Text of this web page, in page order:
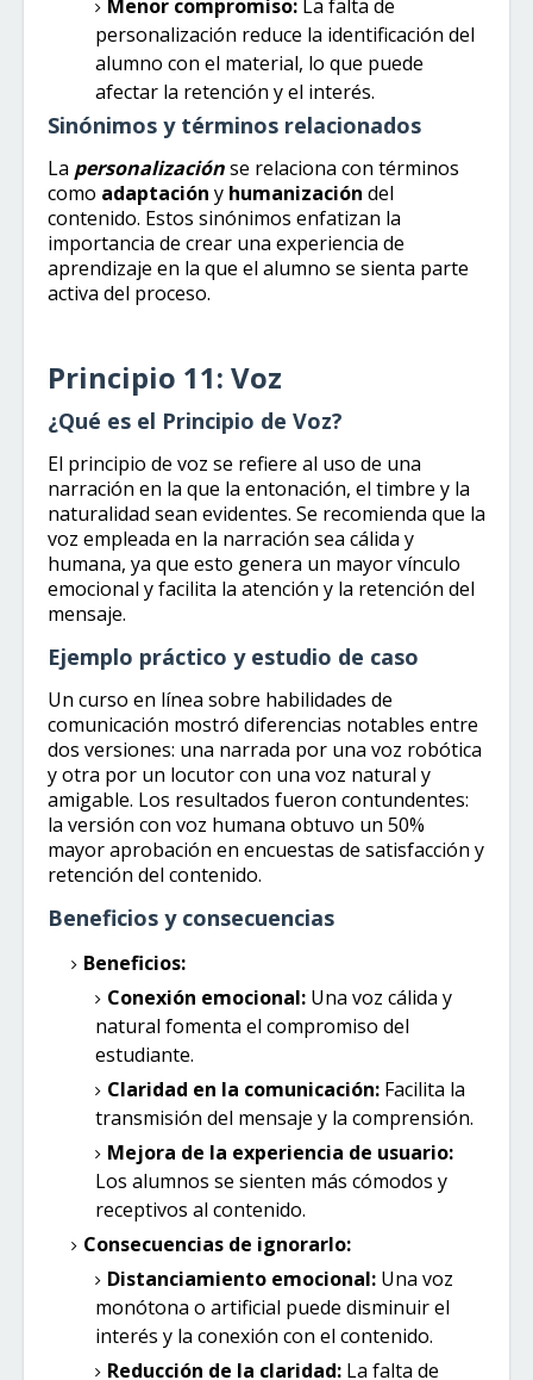
Menor compromiso: La falta de
personalización reduce la identificación del
alumno con el material, lo que puede
afectar la retención y el interés.
Sinónimos y términos relacionados
La personalizaciónse relaciona con términos
como adaptación y humanización del
contenido. Estos sinónimos enfatizan la
importancia de crear una experiencia de
aprendizaje en la que el alumno se sienta parte
activa del proceso.
Principio 11: Voz
¿Qué es el Principio de Voz?
El principio de voz se refiere al uso de una
narración en la que la entonación, el timbre y la
naturalidad sean evidentes. Se recomienda que la
voz empleada en la narración sea cálida y
humana, ya que esto genera un mayor vínculo
emocional y facilita la atención y la retención del
mensaje.
Ejemplo práctico y estudio de caso
Un curso en línea sobre habilidades de
comunicación mostró diferencias notables entre
dos versiones: una narrada por una voz robótica
y otra por un locutor con una voz natural y
amigable. Los resultados fueron contundentes:
la versión con voz humana obtuvo un 50%
mayor aprobación en encuestas de satisfacción y
retención del contenido.
Beneficios y consecuencias
Beneficios:
Conexión emocional: Una voz cálida y
natural fomenta el compromiso del
estudiante.
Claridad en la comunicación: Facilita la
transmisión del mensaje y la comprensión.
Mejora de la experiencia de usuario:
Los alumnos se sienten más cómodos y
receptivos al contenido.
Consecuencias de ignorarlo:
Distanciamiento emocional: Una voz
monótona o artificial puede disminuir el
interés y la conexión con el contenido.
Reducción de la claridad: La falta de